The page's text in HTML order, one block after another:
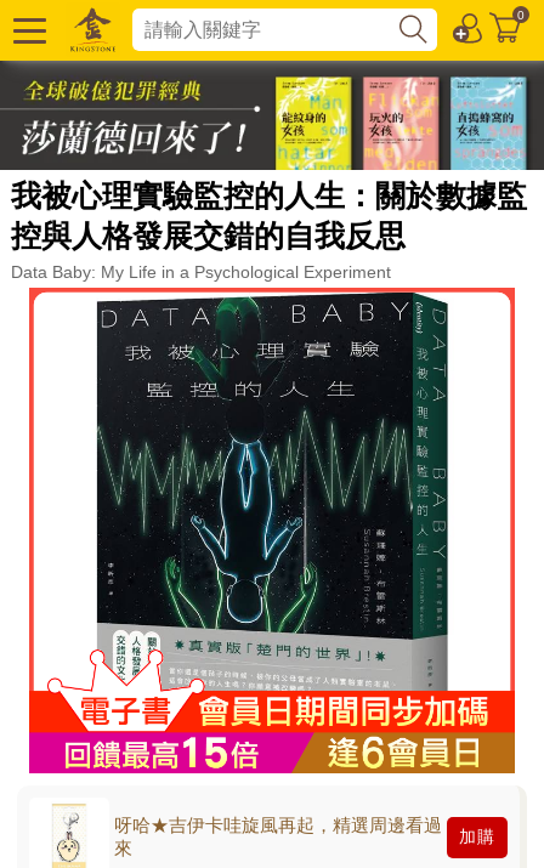
0
我被心理實驗監控的人生：關於數據監
控與人格發展交錯的自我反思
Data Baby: My Life in a Psychological Experiment
呀哈★吉伊卡哇旋風再起，精選周邊看過
來
加購